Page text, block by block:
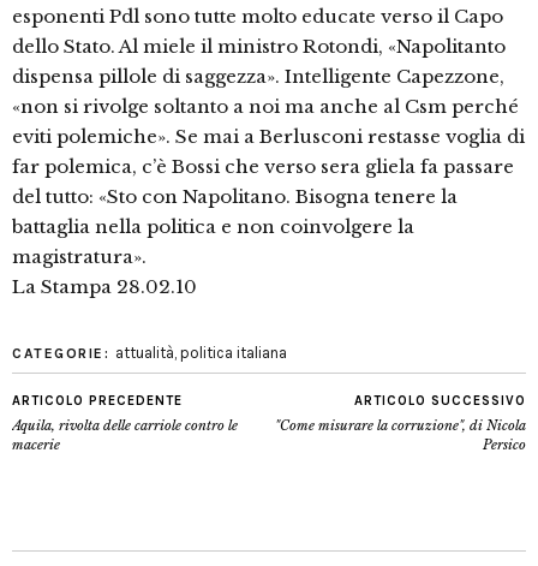
esponenti Pdl sono tutte molto educate verso il Capo
dello Stato. Al miele il ministro Rotondi, «Napolitanto
dispensa pillole di saggezza». Intelligente Capezzone,
«non si rivolge soltanto a noi ma anche al Csm perché
eviti polemiche». Se mai a Berlusconi restasse voglia di
far polemica, c’è Bossi che verso sera gliela fa passare
del tutto: «Sto con Napolitano. Bisogna tenere la
battaglia nella politica e non coinvolgere la
magistratura».
La Stampa 28.02.10
CATEGORIE: attualità, politica italiana
ARTICOLO PRECEDENTE
Aquila, rivolta delle carriole contro le
macerie
ARTICOLO SUCCESSIVO
"Come misurare la corruzione", di Nicola
Persico